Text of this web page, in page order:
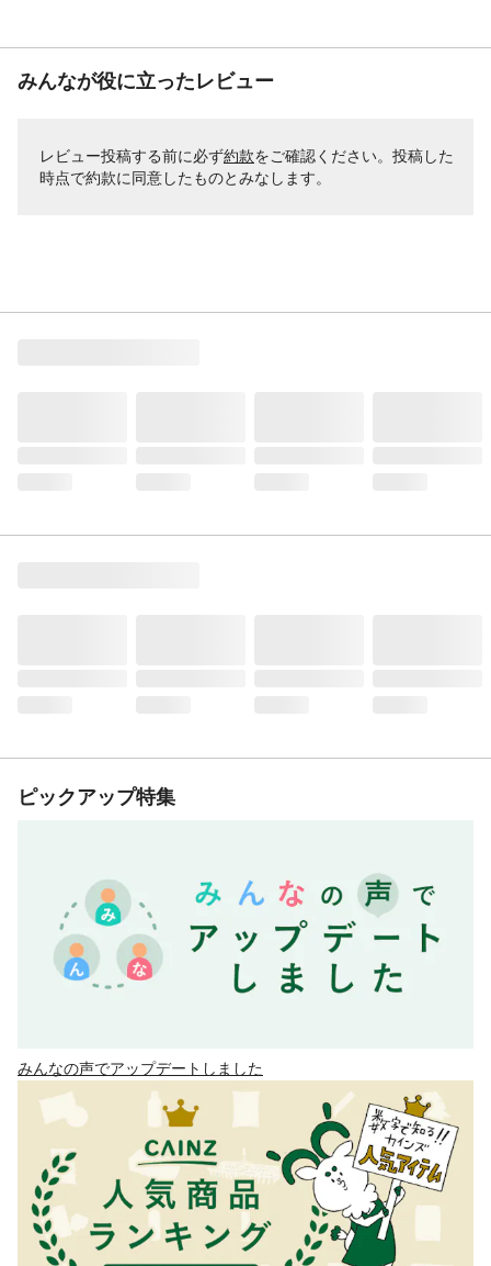
みんなが役に立ったレビュー
レビュー投稿する前に必ず約款をご確認ください。投稿した
時点で約款に同意したものとみなします。
ピックアップ特集
みんなの声でアップデートしました